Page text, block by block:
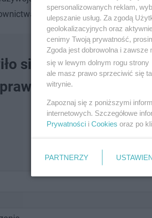
z tamtego okresu!
się na wsiach 100
w quizie
spersonalizowanych reklam,
ulepszanie usług. Za zgodą
geolokalizacyjnych oraz
cenimy Twoją prywatność,
Zgoda jest dobrowolna i
się w lewym dolnym rogu strony
ale masz prawo sprzeciwić się
witrynie.
Zapoznaj się z poniższymi
internetowych. Szczegółowe
Prywatności i Cookies oraz po
PARTNERZY